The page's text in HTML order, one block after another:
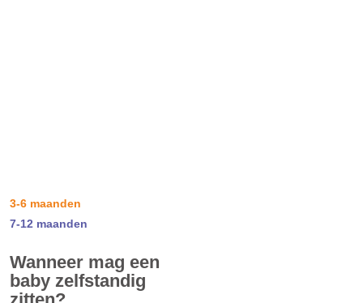
3-6 maanden
7-12 maanden
Wanneer mag een
baby zelfstandig